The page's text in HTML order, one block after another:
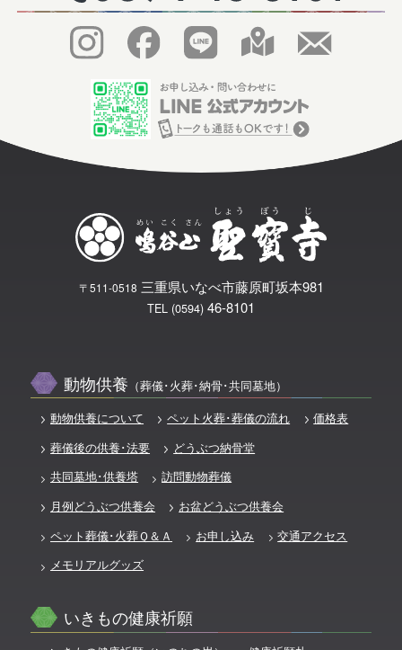
〒511-0518 三重県いなべ市藤原町坂本981
TEL (0594) 46-8101
動物供養 （葬儀･火葬･納骨･共同墓地）
動物供養について
ペット火葬･葬儀の流れ
価格表
葬儀後の供養･法要
どうぶつ納骨堂
共同墓地･供養塔
訪問動物葬儀
月例どうぶつ供養会
お盆どうぶつ供養会
ペット葬儀･火葬Ｑ＆Ａ
お申し込み
交通アクセス
メモリアルグッズ
いきもの健康祈願